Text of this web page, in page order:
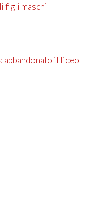
figli maschi
abbandonato il liceo